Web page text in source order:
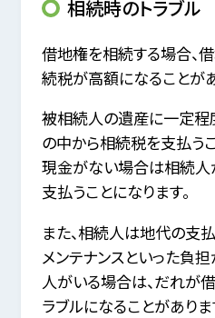
相続時のトラブル
借地権を相続する場合、
続税が高額になることがあ
被相続人の遺産に一定程
の中から相続税を支払うこ
現金がない場合は相続人
支払うことになります。
また、相続人は地代の支
メンテナンスといった負
人がいる場合は、だれが
ラブルになることがありま